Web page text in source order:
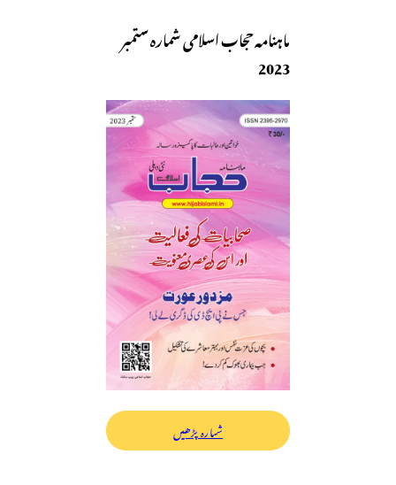
ماہنامہ حجاب اسلامی شمارہ ستمبر
2023
شمارہ پڑھیں